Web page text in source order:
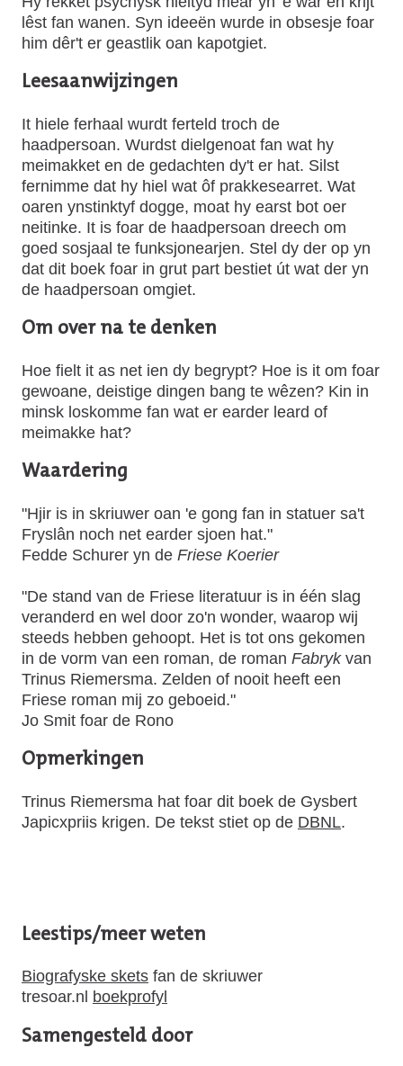
lêst fan wanen. Syn ideeën wurde in obsesje foar
him dêr't er geastlik oan kapotgiet.
Leesaanwijzingen
It hiele ferhaal wurdt ferteld troch de
haadpersoan. Wurdst dielgenoat fan wat hy
meimakket en de gedachten dy't er hat. Silst
fernimme dat hy hiel wat ôf prakkesearret. Wat
oaren ynstinktyf dogge, moat hy earst bot oer
neitinke. It is foar de haadpersoan dreech om
goed sosjaal te funksjonearjen. Stel dy der op yn
dat dit boek foar in grut part bestiet út wat der yn
de haadpersoan omgiet.
Om over na te denken
Hoe fielt it as net ien dy begrypt? Hoe is it om foar
gewoane, deistige dingen bang te wêzen? Kin in
minsk loskomme fan wat er earder leard of
meimakke hat?
Waardering
"Hjir is in skriuwer oan 'e gong fan in statuer sa't
Fryslân noch net earder sjoen hat."
Fedde Schurer yn de Friese Koerier
"De stand van de Friese literatuur is in één slag
veranderd en wel door zo'n wonder, waarop wij
steeds hebben gehoopt. Het is tot ons gekomen
in de vorm van een roman, de roman Fabrykvan
Trinus Riemersma. Zelden of nooit heeft een
Friese roman mij zo geboeid."
Jo Smit foar de Rono
Opmerkingen
Trinus Riemersma hat foar dit boek de Gysbert
Japicxpriis krigen. De tekst stiet op de DBNL.
Leestips/meer weten
Biografyske skets fan de skriuwer
tresoar.nl boekprofyl
Samengesteld door